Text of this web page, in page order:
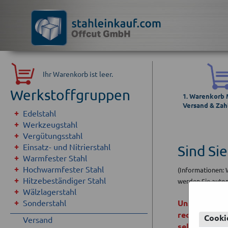
Ihr Warenkorb ist leer.
Werkstoffgruppen
Edelstahl
Werkzeugstahl
Vergütungsstahl
Einsatz- und Nitrierstahl
Warmfester Stahl
Hochwarmfester Stahl
Hitzebeständiger Stahl
Wälzlagerstahl
Sonderstahl
Versand
1. Warenkorb
Versand &
Sind
(Informationen:
werden Sie
Unsere